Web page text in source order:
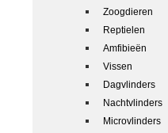
Zoogdieren
Reptielen
Amfibieën
Vissen
Dagvlinders
Nachtvlinders
Microvlinders